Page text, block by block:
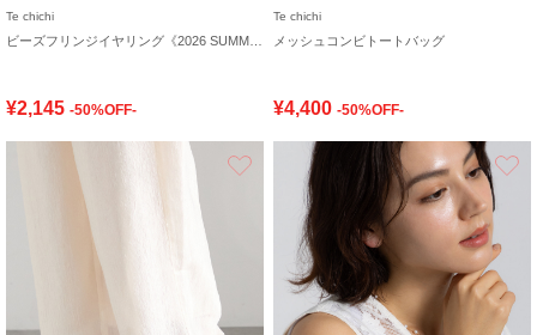
Te chichi
¥2,145 -50%OFF-
Te chichi
メッシュコンビトートバッグ
¥4,400 -50%OFF-
お気に入り